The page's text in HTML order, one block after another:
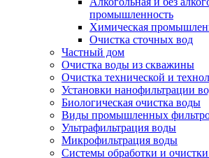
промышленность
Химическая
Очистка сточных вод
Частный дом
Очистка воды из скважины
Очистка технической и
Установки нанофильтрации
Биологическая очистка воды
Виды промышленных
Ультрафильтрация воды
Микрофильтрация воды
Системы обработки и